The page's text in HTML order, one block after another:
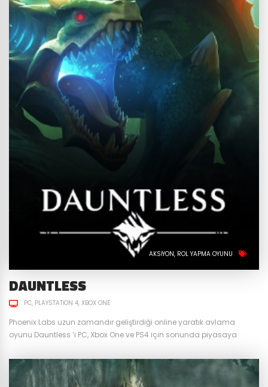
AKSIYON ROL YAPMA OYUNU
DAUNTLESS
PC PLAYSTATION 4 XBOX ONE
Phoenix Labs uzun zamandır geliştirdiği online yaratık avlama
oyunu Dauntless ’i PC, Xbox One ve PS4 için sonunda piyasaya
beklentileri karşılayabildi mi? Silah ve zırhlar dışında oyunda iksirler
de çok önemli bir rol oynuyor. Anlık olarak kısa bir süreliğine canınızı